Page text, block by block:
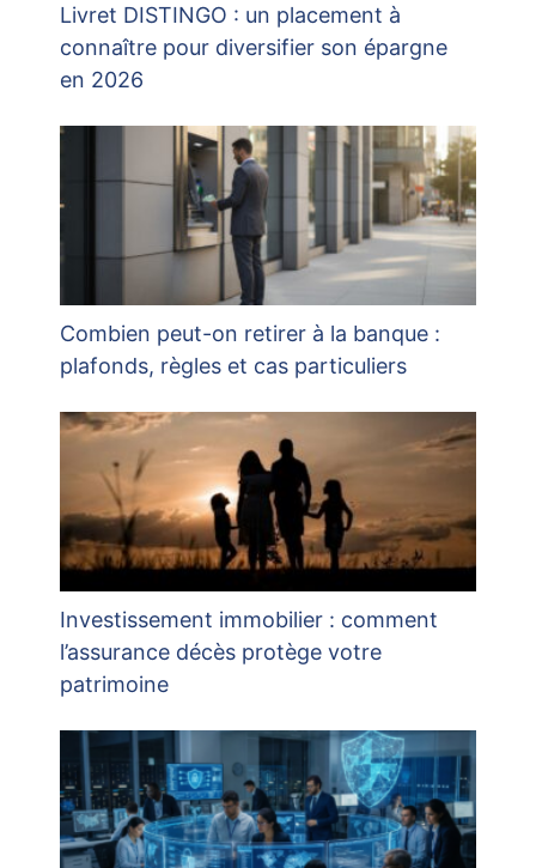
Livret DISTINGO : un placement à
connaître pour diversifier son épargne
en 2026
Combien peut-on retirer à la banque :
plafonds, règles et cas particuliers
Investissement immobilier : comment
l’assurance décès protège votre
patrimoine